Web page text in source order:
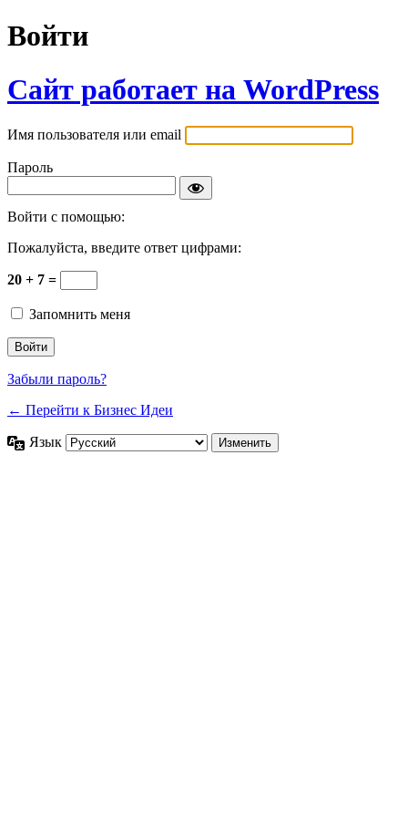
Войти
Сайт работает на WordPress
Имя пользователя или email
Пароль
Войти с помощью:
Пожалуйста, введите ответ цифрами:
20 + 7 =
Запомнить меня
Забыли пароль?
← Перейти к Бизнес Идеи
Язык